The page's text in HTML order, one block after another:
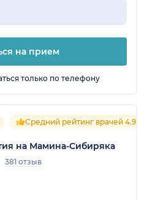
на прием
только по телефону
Средний рейтинг врачей 4.9
на Мамина-Сибиряка
381 отзыв